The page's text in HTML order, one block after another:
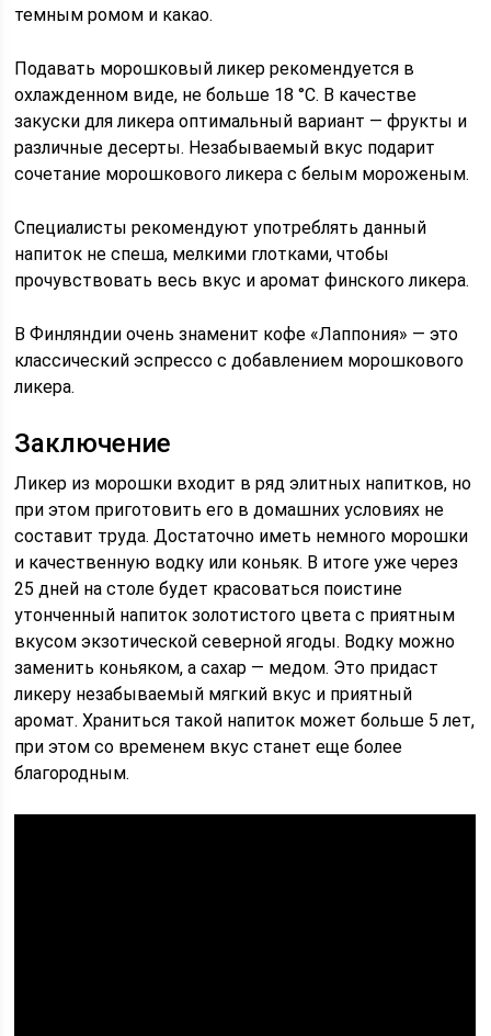
темным ромом и какао.
Подавать морошковый ликер рекомендуется в
охлажденном виде, не больше 18 °C. В качестве
закуски для ликера оптимальный вариант — фрукты и
различные десерты. Незабываемый вкус подарит
сочетание морошкового ликера с белым мороженым.
Специалисты рекомендуют употреблять данный
напиток не спеша, мелкими глотками, чтобы
прочувствовать весь вкус и аромат финского ликера.
В Финляндии очень знаменит кофе «Лаппония» — это
классический эспрессо с добавлением морошкового
ликера.
Заключение
Ликер из морошки входит в ряд элитных напитков, но
при этом приготовить его в домашних условиях не
составит труда. Достаточно иметь немного морошки
и качественную водку или коньяк. В итоге уже через
25 дней на столе будет красоваться поистине
утонченный напиток золотистого цвета с приятным
вкусом экзотической северной ягоды. Водку можно
заменить коньяком, а сахар — медом. Это придаст
ликеру незабываемый мягкий вкус и приятный
аромат. Храниться такой напиток может больше 5 лет,
при этом со временем вкус станет еще более
благородным.